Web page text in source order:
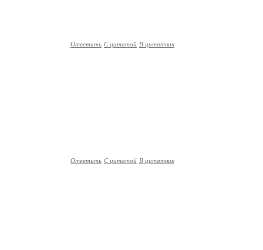
Ответить С цитатой В цитатник
Ответить С цитатой В цитатник